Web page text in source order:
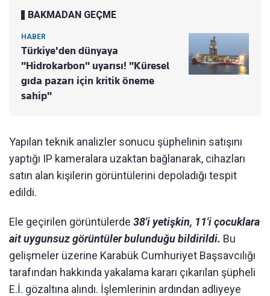
BAKMADAN GEÇME
HABER
Türkiye'den dünyaya
"Hidrokarbon" uyarısı! "Küresel
gıda pazarı için kritik öneme
sahip"
Yapılan teknik analizler sonucu şüphelinin satışını
yaptığı IP kameralara uzaktan bağlanarak, cihazları
satın alan kişilerin görüntülerini depoladığı tespit
edildi.
Ele geçirilen görüntülerde 38'i yetişkin, 11'i çocuklara
ait uygunsuz görüntüler bulunduğu bildirildi. Bu
gelişmeler üzerine Karabük Cumhuriyet Başsavcılığı
tarafından hakkında yakalama kararı çıkarılan şüpheli
E.İ. gözaltına alındı. İşlemlerinin ardından adliyeye